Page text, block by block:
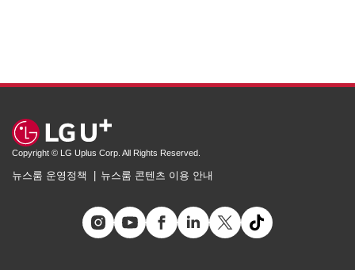
Copyright © LG Uplus Corp. All Rights Reserved.
뉴스룸 운영정책 뉴스룸 콘텐츠 이용 안내